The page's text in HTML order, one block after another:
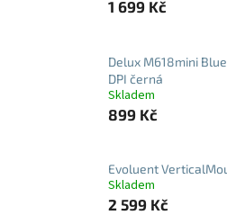
1 699 Kč
Delux M618mini
DPI černá
Skladem
899 Kč
Evoluent
Skladem
2 599 Kč